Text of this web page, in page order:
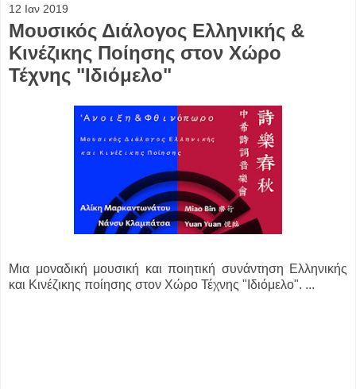
12 Ιαν 2019
Μουσικός Διάλογος Ελληνικής &
Κινέζικης Ποίησης στον Χώρο
Τέχνης "Ιδιόμελο"
Μια μοναδική μουσική και ποιητική συνάντηση Ελληνικής
και Κινέζικης ποίησης στον Χώρο Τέχνης "Ιδιόμελο". ...